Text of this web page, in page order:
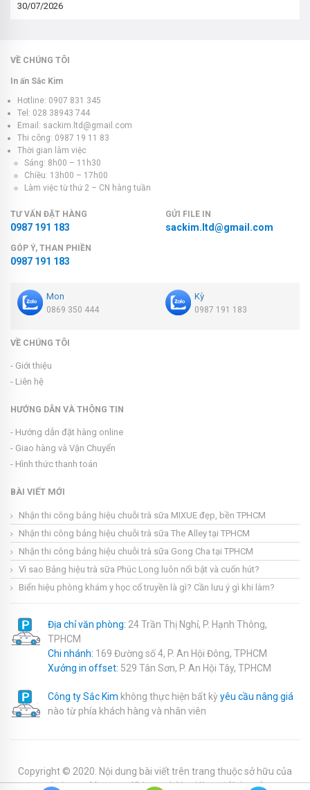
30/07/2026
VỀ CHÚNG TÔI
In ấn Sắc Kim
Hotline: 0907 831 345
Tel: 028 38943 744
Email: sackim.ltd@gmail.com
Thi công: 0987 19 11 83
Thời gian làm việc
Sáng: 8h00 – 11h30
Chiều: 13h00 – 17h00
Làm việc từ thứ 2 – CN hàng tuần
TƯ VẤN ĐẶT HÀNG
0987 191 183
GỬI FILE IN
sackim.ltd@gmail.com
GÓP Ý, THAN PHIỀN
0987 191 183
Mon
0869 350 444
Kỳ
0987 191 183
VỀ CHÚNG TÔI
- Giới thiệu
- Liên hệ
HƯỚNG DẪN VÀ THÔNG TIN
- Hướng dẫn đặt hàng online
- Giao hàng và Vận Chuyển
- Hình thức thanh toán
BÀI VIẾT MỚI
Nhận thi công bảng hiệu chuỗi trà sữa MIXUE đẹp, bền TPHCM
Nhận thi công bảng hiệu chuỗi trà sữa The Alley tại TPHCM
Nhận thi công bảng hiệu chuỗi trà sữa Gong Cha tại TPHCM
Vì sao Bảng hiệu trà sữa Phúc Long luôn nổi bật và cuốn hút?
Biển hiệu phòng khám y học cổ truyền là gì? Cần lưu ý gì khi làm?
Địa chỉ văn phòng: 24 Trần Thị Nghỉ, P. Hạnh Thông,
TPHCM
Chi nhánh: 169 Đường số 4, P. An Hội Đông, TPHCM
Xưởng in offset: 529 Tân Sơn, P. An Hội Tây, TPHCM
Công ty Sắc Kim không thực hiện bất kỳyêu cầu nâng giá
nào từ phía khách hàng và nhân viên
Copyright © 2020. Nội dung bài viết trên trang thuộc sở hữu của
websitesackim.com. Khi copy bài vui lòng để lại nguồn